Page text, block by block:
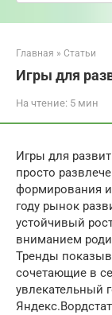
Главная » Статьи
Игры для
На чтение: 5 мин
Игры для
просто
формирования
году рынок
устойчивый
вниманием
Тренды
сочетающие в
увлекательный